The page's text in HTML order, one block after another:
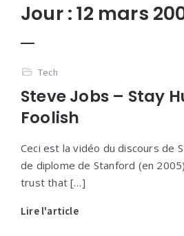
Jour :12 mars
Tech
Steve Jobs – Stay
Foolish
Ceci est la vidéo du discours de
de diplome de Stanford (en
trust that […]
Lire l'article